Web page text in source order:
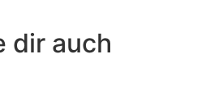
dir auch